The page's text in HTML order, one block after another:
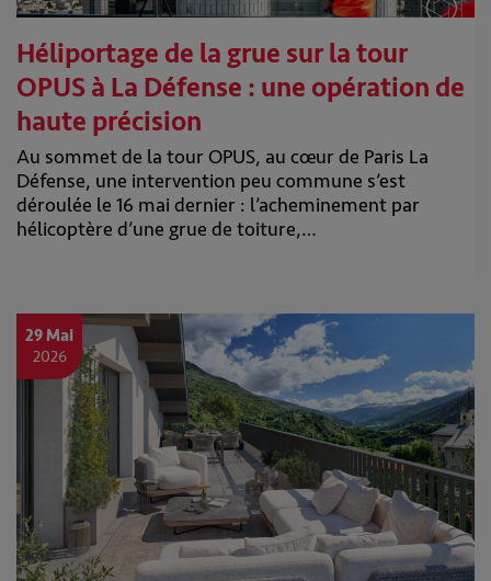
Héliportage de la grue sur la tour
OPUS à La Défense : une opération de
haute précision
Au sommet de la tour OPUS, au cœur de Paris La
Défense, une intervention peu commune s’est
déroulée le 16 mai dernier : l’acheminement par
hélicoptère d’une grue de toiture,…
29 Mai
2026